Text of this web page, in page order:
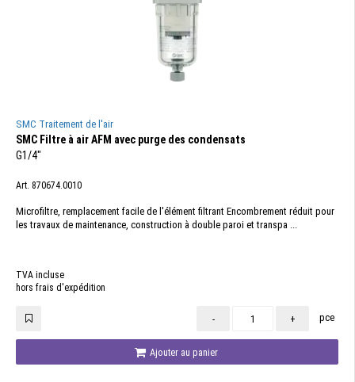
SMC Traitement de l'air
SMC Filtre à air AFM avec purge des condensats
G1/4"
Art. 870674.0010
Microfiltre, remplacement facile de l'élément filtrant Encombrement réduit pour
les travaux de maintenance, construction à double paroi et transpa ...
TVA incluse
hors frais d'expédition
- + pce
Ajouter au panier